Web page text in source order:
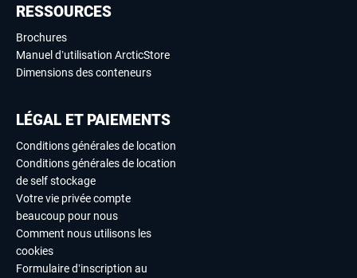
RESSOURCES
Brochures
Manuel d’utilisation ArcticStore
Dimensions des conteneurs
LÉGAL ET PAIEMENTS
Conditions générales de location
Conditions générales de location
de self stockage
Votre vie privée compte
beaucoup pour nous
Comment nous utilisons les
cookies
Formulaire d’inscription au